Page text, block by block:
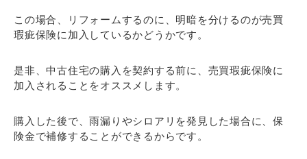
この場合、リフォームするのに、明暗を分けるのが売買
瑕疵保険に加入しているかどうかです。
是非、中古住宅の購入を契約する前に、売買瑕疵保険に
加入されることをオススメします。
購入した後で、雨漏りやシロアリを発見した場合に、保
険金で補修することができるからです。